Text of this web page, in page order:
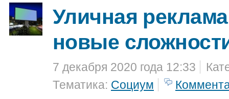
Уличная
новые
7 декабря 2020 года 12:33
Тематика: Социум